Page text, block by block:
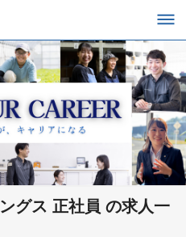
グス 正社員 の求人一